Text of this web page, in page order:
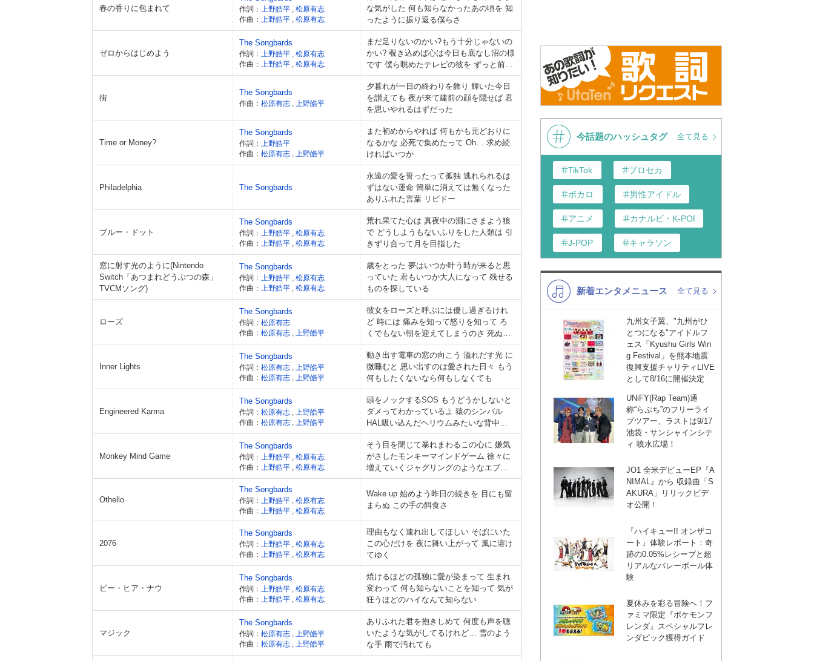
春の香りに包まれて 作詞： 上野皓平
松原有志
作曲：
上野皓平 松原有志
な気がした 何も知らなかったあの頃を 知
ったように振り返る僕らさ
ゼロからはじめよう
The Songbards
作詞： 上野皓平
松原有志
作曲：
上野皓平 松原有志
まだ足りないのかい?もう十分じゃないの
かい? 覗き込めば心は今日も底なし沼の様
です 僕ら眺めたテレビの彼を ずっと前に
そっと
街
The Songbards
作曲： 松原有志 上野皓平
夕暮れが一日の終わりを飾り 輝いた今日
を讃えても 夜が来て建前の顔を隠せば 君
を思いやれるはずだった
Time or Money?
The Songbards
作詞：
上野皓平
作曲： 松原有志 上野皓平
また初めからやれば 何もかも元どおりに
なるかな 必死で集めたって Oh… 求め続
ければいつか
Philadelphia The Songbards
永遠の愛を誓ったって孤独 逃れられるは
ずはない運命 簡単に消えては無くなった
ありふれた言葉 リビドー
ブルー・ドット
The Songbards
作詞： 上野皓平
松原有志
作曲：
上野皓平 松原有志
荒れ果てた心は 真夜中の淵にさまよう狼
で どうしようもないふりをした人類は 引
きずり合って月を目指した
窓に射す光のように(Nintendo
Switch「あつまれどうぶつの森」
TVCMソング)
The Songbards
作詞： 上野皓平
松原有志
作曲：
上野皓平 松原有志
歳をとった 夢はいつか叶う時が来ると思
っていた 君もいつか大人になって 残せる
ものを探している
ローズ
The Songbards
作詞： 松原有志
作曲： 松原有志 上野皓平
彼女をローズと呼ぶには優し過ぎるけれ
ど 時には 痛みを知って怒りを知って ろ
くでもない朝を迎えてしまうのさ 死ぬま
でだったら
Inner Lights
The Songbards
作詞： 松原有志
上野皓平
作曲： 松原有志 上野皓平
動き出す電車の窓の向こう 溢れだす光 に
微睡むと 思い出すのは愛された日々 もう
何もしたくないなら何もしなくても
Engineered Karma
The Songbards
作詞： 松原有志
上野皓平
作曲： 松原有志 上野皓平
頭をノックするSOS もうどうかしないと
ダメってわかっているよ 猿のシンバル
HAL吸い込んだヘリウムみたいな背中
2.3.4
Monkey Mind Game
The Songbards
作詞： 上野皓平
松原有志
作曲：
上野皓平 松原有志
そう目を閉じて暴れまわるこの心に 嫌気
がさしたモンキーマインドゲーム 徐々に
増えていくジャグリングのようなエブリ
デイ 蹴落として登りつめるその行き先
Othello
The Songbards
作詞： 上野皓平
松原有志
作曲：
上野皓平 松原有志
Wake up 始めよう昨日の続きを 目にも留
まらぬ この手の餌食さ
2076
The Songbards
作詞： 上野皓平
松原有志
作曲：
上野皓平 松原有志
理由もなく連れ出してほしい そばにいた
この心だけを 夜に舞い上がって 風に溶け
てゆく
ビー・ヒア・ナウ
The Songbards
作詞： 上野皓平
松原有志
作曲：
上野皓平 松原有志
焼けるほどの孤独に愛が染まって 生まれ
変わって 何も知らないことを知って 気が
狂うほどのハイなんて知らない
マジック
The Songbards
作詞： 松原有志
上野皓平
作曲： 松原有志 上野皓平
ありふれた君を抱きしめて 何度も声を聴
いたような気がしてるけれど… 雪のよう
な手 雨で汚れても
今話題のハッシュタグ 全て見る
TikTok プロセカ
ボカロ 男性アイドル
アニメ カナルビ・K-POP和訳
J-POP キャラソン
K-POP 演歌・歌謡
洋楽
VTuber ディズニー
新着エンタメニュース 全て見る
九州女子翼、"九州がひ
とつになる"アイドルフ
ェス「Kyushu Girls Win
g Festival」を熊本地震
復興支援チャリティLIVE
として8/16に開催決定
UNiFY(Rap Team)通
称“らぷち”のフリーライ
ブツアー、ラストは9/17
池袋・サンシャインシテ
ィ 噴水広場！
JO1 全米デビューEP『A
NIMAL』から 収録曲「S
AKURA」リリックビデ
オ公開！
『ハイキュー!! オンザコ
ート』体験レポート：奇
跡の0.05%レシーブと超
リアルなバレーボール体
験
夏休みを彩る冒険へ！フ
ァミマ限定『ポケモンフ
レンダ』スペシャルフレ
ンダピック獲得ガイド